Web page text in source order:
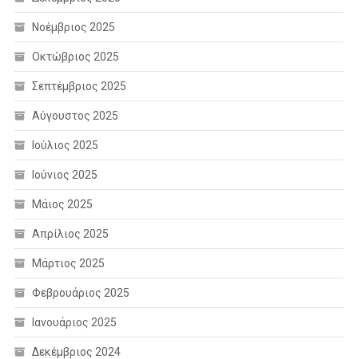
Νοέμβριος 2025
Οκτώβριος 2025
Σεπτέμβριος 2025
Αύγουστος 2025
Ιούλιος 2025
Ιούνιος 2025
Μάιος 2025
Απρίλιος 2025
Μάρτιος 2025
Φεβρουάριος 2025
Ιανουάριος 2025
Δεκέμβριος 2024